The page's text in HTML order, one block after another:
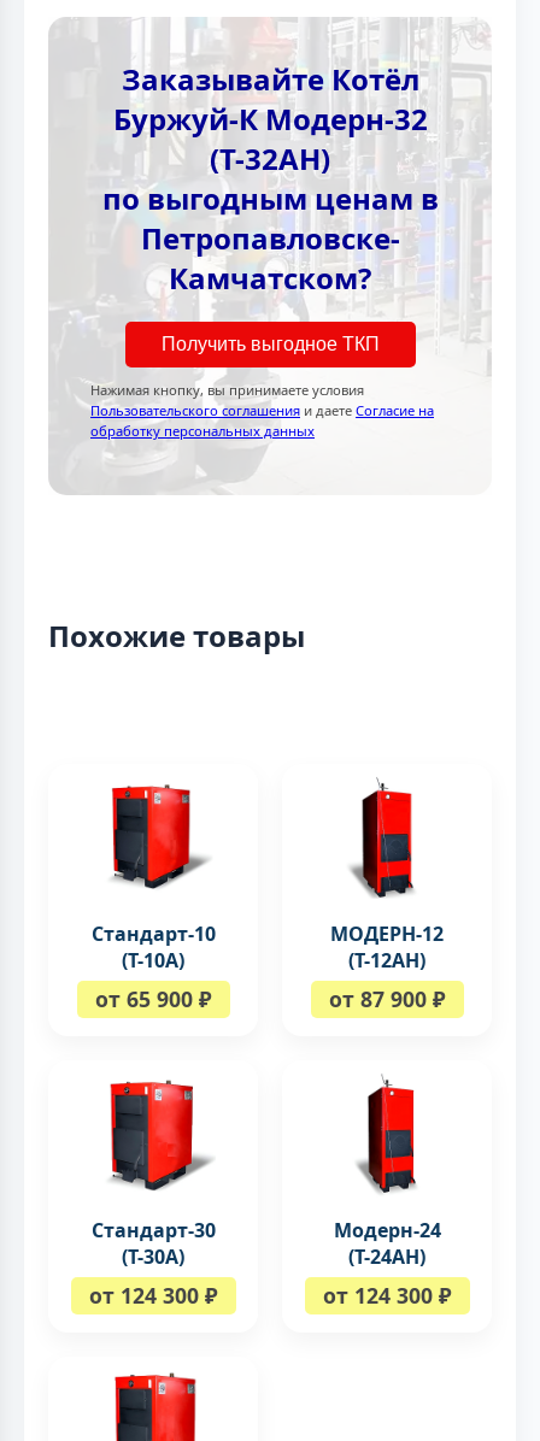
Заказывайте Котёл
Буржуй-К Модерн-32
(Т-32АН)
по выгодным ценам в
Петропавловске-
Камчатском?
Получить выгодное ТКП
Нажимая кнопку, вы принимаете условия
Пользовательского соглашения и даете Согласие на
обработку персональных данных
Похожие товары
Стандарт-10
(Т-10А)
от 65 900 ₽
МОДЕРН-12
(Т-12АН)
от 87 900 ₽
Стандарт-30
(Т-30А)
от 124 300 ₽
Модерн-24
(Т-24АН)
от 124 300 ₽